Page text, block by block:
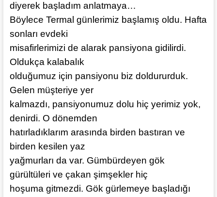
diyerek başladım anlatmaya…
Böylece Termal günlerimiz başlamış oldu. Hafta
sonları evdeki
misafirlerimizi de alarak pansiyona gidilirdi.
Oldukça kalabalık
olduğumuz için pansiyonu biz doldururduk.
Gelen müşteriye yer
kalmazdı, pansiyonumuz dolu hiç yerimiz yok,
denirdi. O dönemden
hatırladıklarım arasında birden bastıran ve
birden kesilen yaz
yağmurları da var. Gümbürdeyen gök
gürültüleri ve çakan şimşekler hiç
hoşuma gitmezdi. Gök gürlemeye başladığı